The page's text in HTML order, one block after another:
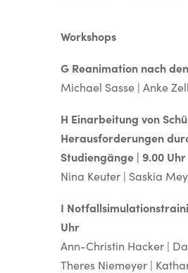
Workshops
G Reanimation nach
Michael Sasse | Anke
H Einarbeitung von
Herausforderungen
Studiengänge | 9.00 Uhr
Nina Keuter | Saskia
I
Uhr
Ann-Christin Hacker |
Theres Niemeyer |